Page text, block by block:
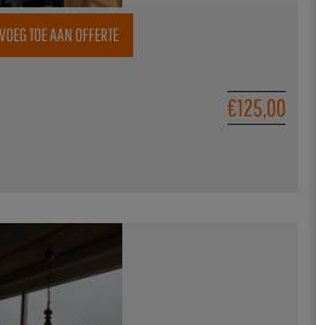
VOEG TOE AAN OFFERTE
€125,00